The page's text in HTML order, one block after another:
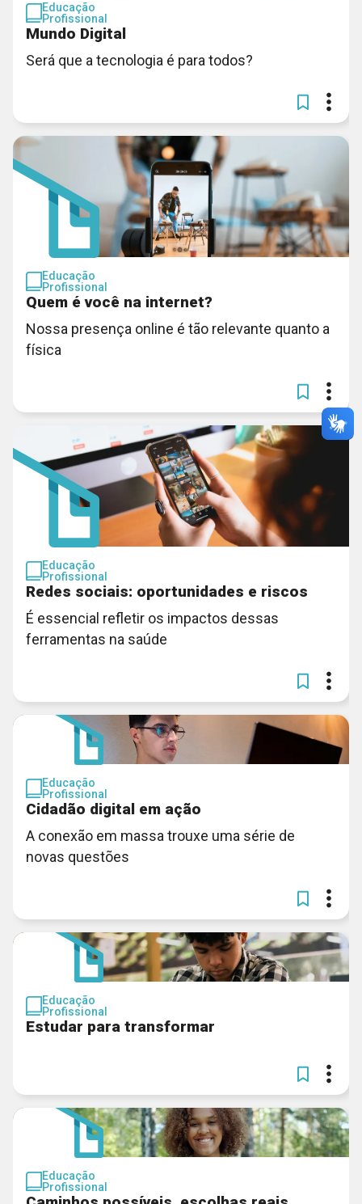
Educação
Profissional
Mundo Digital
Será que a tecnologia é para todos?
Educação
Profissional
Quem é você na internet?
Nossa presença online é tão relevante quanto a
física
Educação
Profissional
Redes sociais: oportunidades e riscos
É essencial refletir os impactos dessas
ferramentas na saúde
Educação
Profissional
Cidadão digital em ação
A conexão em massa trouxe uma série de
novas questões
Educação
Profissional
Estudar para transformar
Educação
Profissional